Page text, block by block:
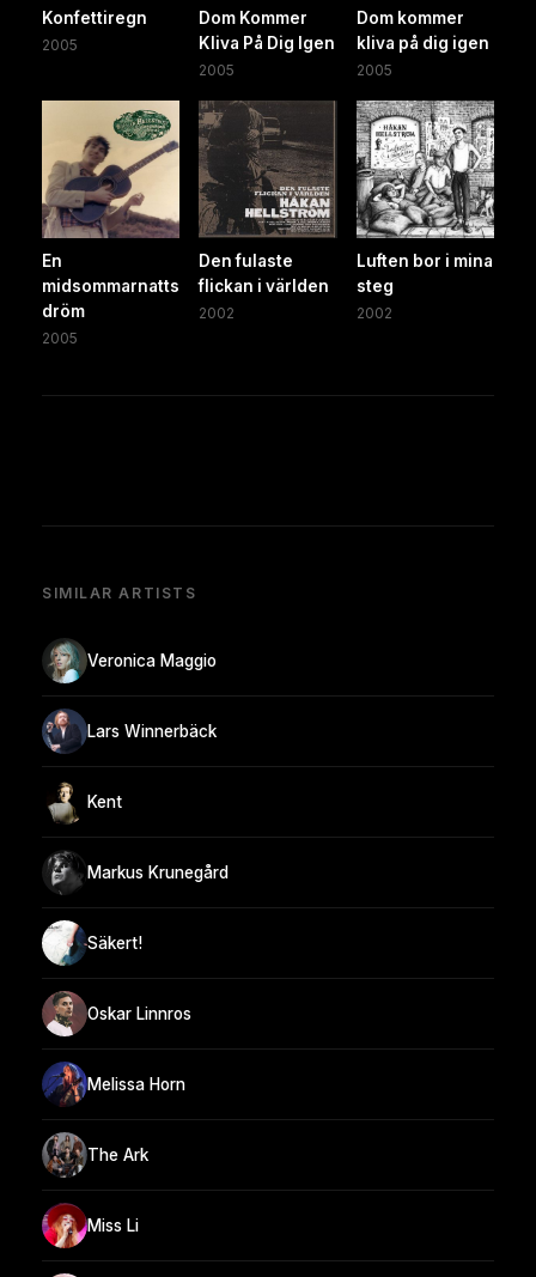
Konfettiregn
2005
Dom Kommer
Kliva På Dig Igen
2005
Dom kommer
kliva på dig igen
2005
En
midsommarnatts
dröm
2005
Den fulaste
flickan i världen
2002
Luften bor i mina
steg
2002
SIMILAR ARTISTS
Veronica Maggio
Lars Winnerbäck
Kent
Markus Krunegård
Säkert!
Oskar Linnros
Melissa Horn
The Ark
Miss Li